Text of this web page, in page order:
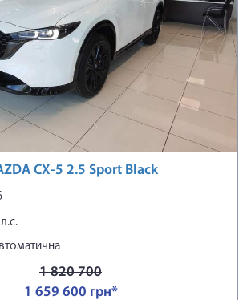
CX-5 2.5 Sport Black
1 820 700
1 659 600 грн*